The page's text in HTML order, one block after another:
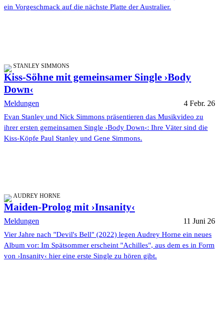
ein Vorgeschmack auf die nächste Platte der Australier.
STANLEY SIMMONS
Kiss-Söhne mit gemeinsamer Single ›Body
Down‹
Meldungen 4 Febr. 26
Evan Stanley und Nick Simmons präsentieren das Musikvideo zu
ihrer ersten gemeinsamen Single ›Body Down‹: Ihre Väter sind die
Kiss-Köpfe Paul Stanley und Gene Simmons.
AUDREY HORNE
Maiden-Prolog mit ›Insanity‹
Meldungen 11 Juni 26
Vier Jahre nach "Devil's Bell" (2022) legen Audrey Horne ein neues
Album vor: Im Spätsommer erscheint "Achilles", aus dem es in Form
von ›Insanity‹ hier eine erste Single zu hören gibt.